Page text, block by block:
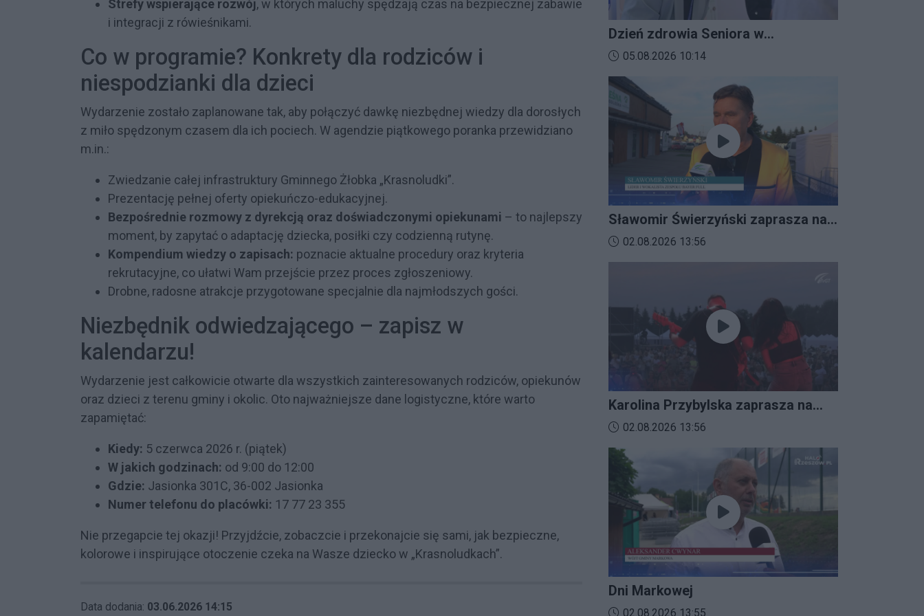
Strefy wspierające rozwój, w których maluchy spędzają czas na bezpiecznej zabawie
i integracji z rówieśnikami.
Co w programie? Konkrety dla rodziców i
niespodzianki dla dzieci
Wydarzenie zostało zaplanowane tak, aby połączyć dawkę niezbędnej wiedzy dla dorosłych
z miło spędzonym czasem dla ich pociech. W agendzie piątkowego poranka przewidziano
m.in.:
Zwiedzanie całej infrastruktury Gminnego Żłobka „Krasnoludki”.
Prezentację pełnej oferty opiekuńczo-edukacyjnej.
Bezpośrednie rozmowy z dyrekcją oraz doświadczonymi opiekunami – to najlepszy
moment, by zapytać o adaptację dziecka, posiłki czy codzienną rutynę.
Kompendium wiedzy o zapisach: poznacie aktualne procedury oraz kryteria
rekrutacyjne, co ułatwi Wam przejście przez proces zgłoszeniowy.
Drobne, radosne atrakcje przygotowane specjalnie dla najmłodszych gości.
Niezbędnik odwiedzającego – zapisz w
kalendarzu!
Wydarzenie jest całkowicie otwarte dla wszystkich zainteresowanych rodziców, opiekunów
oraz dzieci z terenu gminy i okolic. Oto najważniejsze dane logistyczne, które warto
zapamiętać:
Kiedy: 5 czerwca 2026 r. (piątek)
W jakich godzinach: od 9:00 do 12:00
Gdzie: Jasionka 301C, 36-002 Jasionka
Numer telefonu do placówki: 17 77 23 355
Nie przegapcie tej okazji! Przyjdźcie, zobaczcie i przekonajcie się sami, jak bezpieczne,
kolorowe i inspirujące otoczenie czeka na Wasze dziecko w „Krasnoludkach”.
Data dodania: 03.06.2026 14:15
Dzień zdrowia Seniora w
Bratkowicach
Data dodania materiału wideo:
05.08.2026 10:14
Sławomir Świerzyński zaprasza na
Imprezalia 2026
Data dodania materiału wideo:
02.08.2026 13:56
Karolina Przybylska zaprasza na
Imprezalia 2026
Data dodania materiału wideo:
02.08.2026 13:56
Dni Markowej
Data dodania materiału wideo:
02.08.2026 13:55